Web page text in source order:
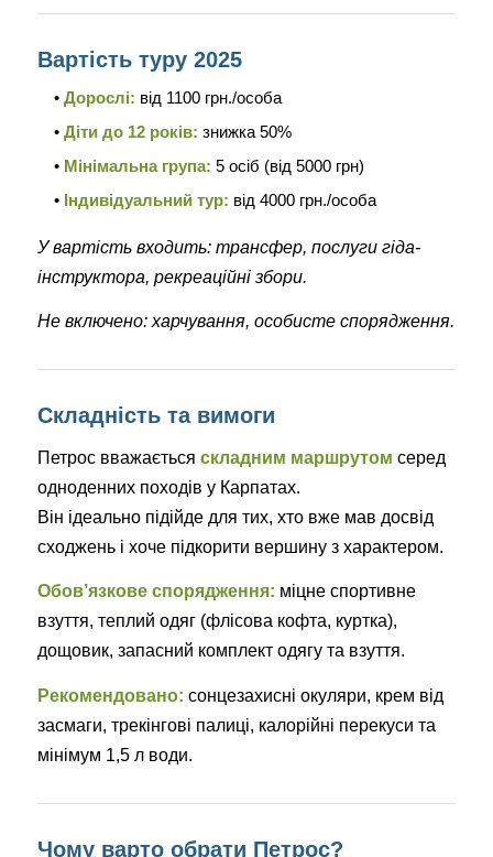
Вартість туру 2025
• Дорослі: від 1100 грн./особа
• Діти до 12 років: знижка 50%
• Мінімальна група: 5 осіб (від 5000 грн)
• Індивідуальний тур: від 4000 грн./особа
У вартість входить: трансфер, послуги гіда-
інструктора, рекреаційні збори.
Не включено: харчування, особисте спорядження.
Складність та вимоги
Петрос вважається складним маршрутом серед
одноденних походів у Карпатах.
Він ідеально підійде для тих, хто вже мав досвід
сходжень і хоче підкорити вершину з характером.
Обов’язкове спорядження: міцне спортивне
взуття, теплий одяг (флісова кофта, куртка),
дощовик, запасний комплект одягу та взуття.
Рекомендовано: сонцезахисні окуляри, крем від
засмаги, трекінгові палиці, калорійні перекуси та
мінімум 1,5 л води.
Чому варто обрати Петрос?